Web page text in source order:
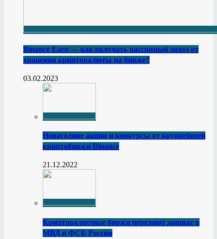
Binance Earn — как получать пассивный доход от
хранения криптовалюты на бирже?
03.02.2023
Новогодние акции и конкурсы от крупнейшей
криптобиржи Binance
21.12.2022
Криптовалютные биржи передают данные в
МВД и ФСБ России